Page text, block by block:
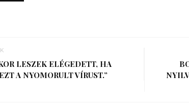
LESZEK ELÉGEDETT, HA
A NYOMORULT VÍRUST.”